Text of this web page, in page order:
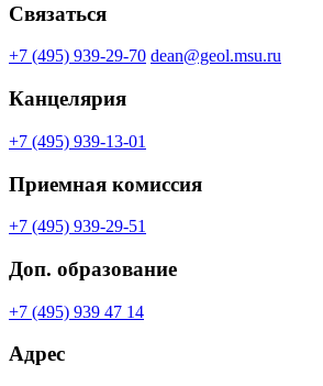
Связаться
+7 (495) 939-29-70 dean@geol.msu.ru
Канцелярия
+7 (495) 939-13-01
Приемная комиссия
+7 (495) 939-29-51
Доп. образование
+7 (495) 939 47 14
Адрес